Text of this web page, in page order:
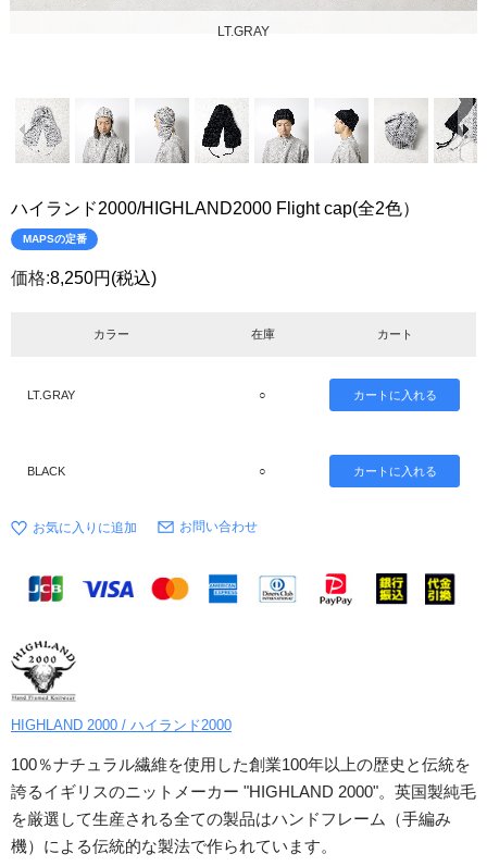
LT.GRAY
ハイランド2000/HIGHLAND2000 Flight cap(全2色）
MAPSの定番
価格:8,250円 (税込)
カラー 在庫 カート
LT.GRAY ○
BLACK ○
お問い合わせ
HIGHLAND 2000 / ハイランド2000
100％ナチュラル繊維を使用した創業100年以上の歴史と伝統を
誇るイギリスのニットメーカー "HIGHLAND 2000"。英国製純毛
を厳選して生産される全ての製品はハンドフレーム（手編み
機）による伝統的な製法で作られています。